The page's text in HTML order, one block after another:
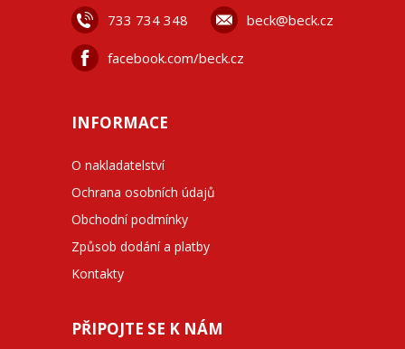
733 734 348 beck@beck.cz
facebook.com/beck.cz
INFORMACE
O nakladatelství
Ochrana osobních údajů
Obchodní podmínky
Způsob dodání a platby
Kontakty
PŘIPOJTE SE K NÁM